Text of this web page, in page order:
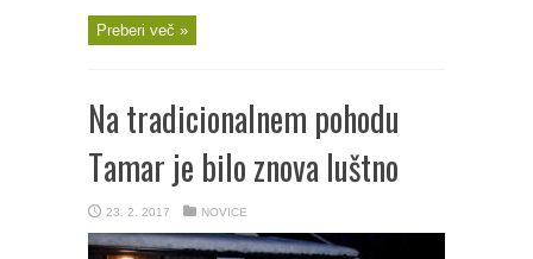
Preberi več »
Na tradicionalnem pohodu
Tamar je bilo znova luštno
23. 2. 2017 NOVICE